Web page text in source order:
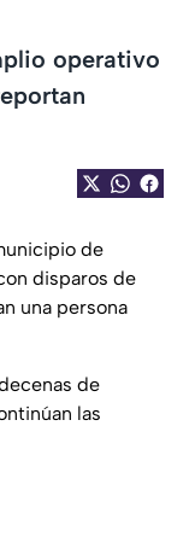
operativo
de
disparos de
una persona
de
las